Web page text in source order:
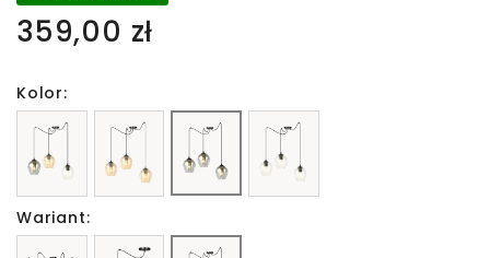
359,00 zł
Kolor:
Wariant: